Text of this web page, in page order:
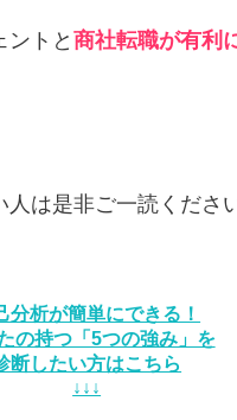
ントと 商社転職が有利
は是非ご一読ください
分析が簡単にできる！
の持つ「5つの強み」を
断したい方はこちら
↓↓↓